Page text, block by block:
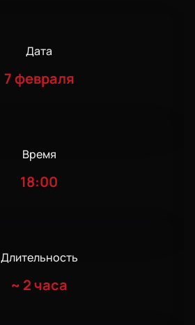
Дата
7 февраля
Время
18:00
Длительность
~ 2 часа